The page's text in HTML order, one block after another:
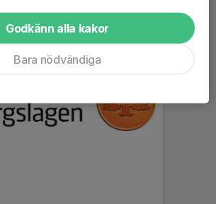
Godkänn alla kakor
Bara nödvändiga